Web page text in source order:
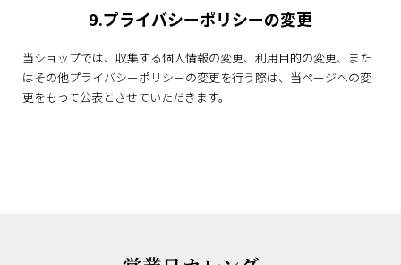
9.プライバシーポリシーの変更
当ショップでは、収集する個人情報の変更、利用目的の変更、また
はその他プライバシーポリシーの変更を行う際は、当ページへの変
更をもって公表とさせていただきます。